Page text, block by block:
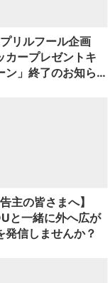
カープレゼントキ
ン」終了のお知ら
と一緒に外へ広が
発信しませんか？